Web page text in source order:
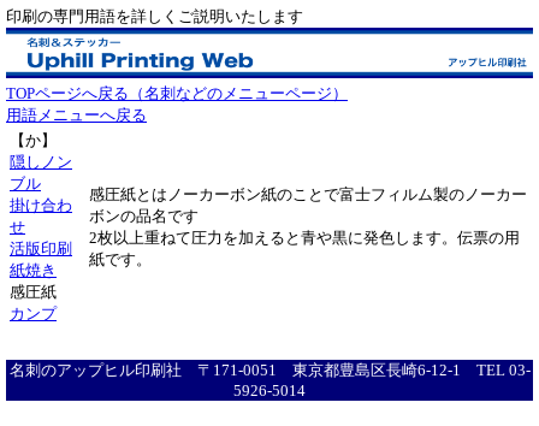
印刷の専門用語を詳しくご説明いたします
TOPページへ戻る（名刺などのメニューページ）
用語メニューへ戻る
【か】
隠しノン
ブル
掛け合わ
せ
活版印刷
紙焼き
感圧紙
カンプ
感圧紙とはノーカーボン紙のことで富士フィルム製のノーカー
ボンの品名です
2枚以上重ねて圧力を加えると青や黒に発色します。伝票の用
紙です。
名刺のアップヒル印刷社 〒171-0051 東京都豊島区長崎6-12-1 TEL 03-
5926-5014